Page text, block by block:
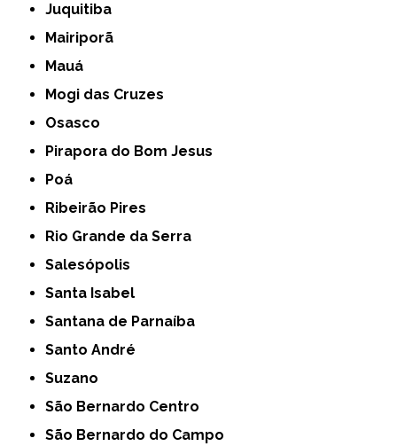
Juquitiba
Mairiporã
Mauá
Mogi das Cruzes
Osasco
Pirapora do Bom Jesus
Poá
Ribeirão Pires
Rio Grande da Serra
Salesópolis
Santa Isabel
Santana de Parnaíba
Santo André
Suzano
São Bernardo Centro
São Bernardo do Campo